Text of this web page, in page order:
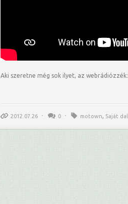
Aki szeretne még sok ilyet, az webrádiózzék:
2012.07.26 0 motown, Saját dal